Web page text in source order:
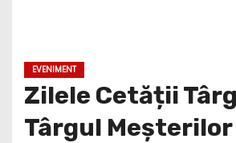
EVENIMENT
Zilele Cetății
Târgul Meșterilor